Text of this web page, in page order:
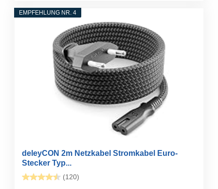
EMPFEHLUNG NR. 4
deleyCON 2m Netzkabel Stromkabel Euro-
Stecker Typ...
(120)